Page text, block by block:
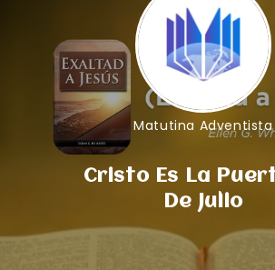
Matutina Adventista
Cristo Es La
De Julio